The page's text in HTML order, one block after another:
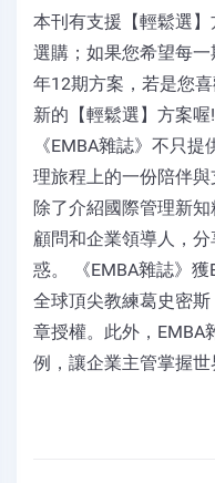
本刊有支援【輕鬆選
選購；如果您希望每
年12期方案，若是您
新的【輕鬆選】方案
《EMBA雜誌》不只
理旅程上的一份陪伴與
除了介紹國際管理新
顧問和企業領導人，
惑。 《EMBA雜誌》
全球頂尖教練葛史密
章授權。此外，EMBA
例，讓企業主管掌握世